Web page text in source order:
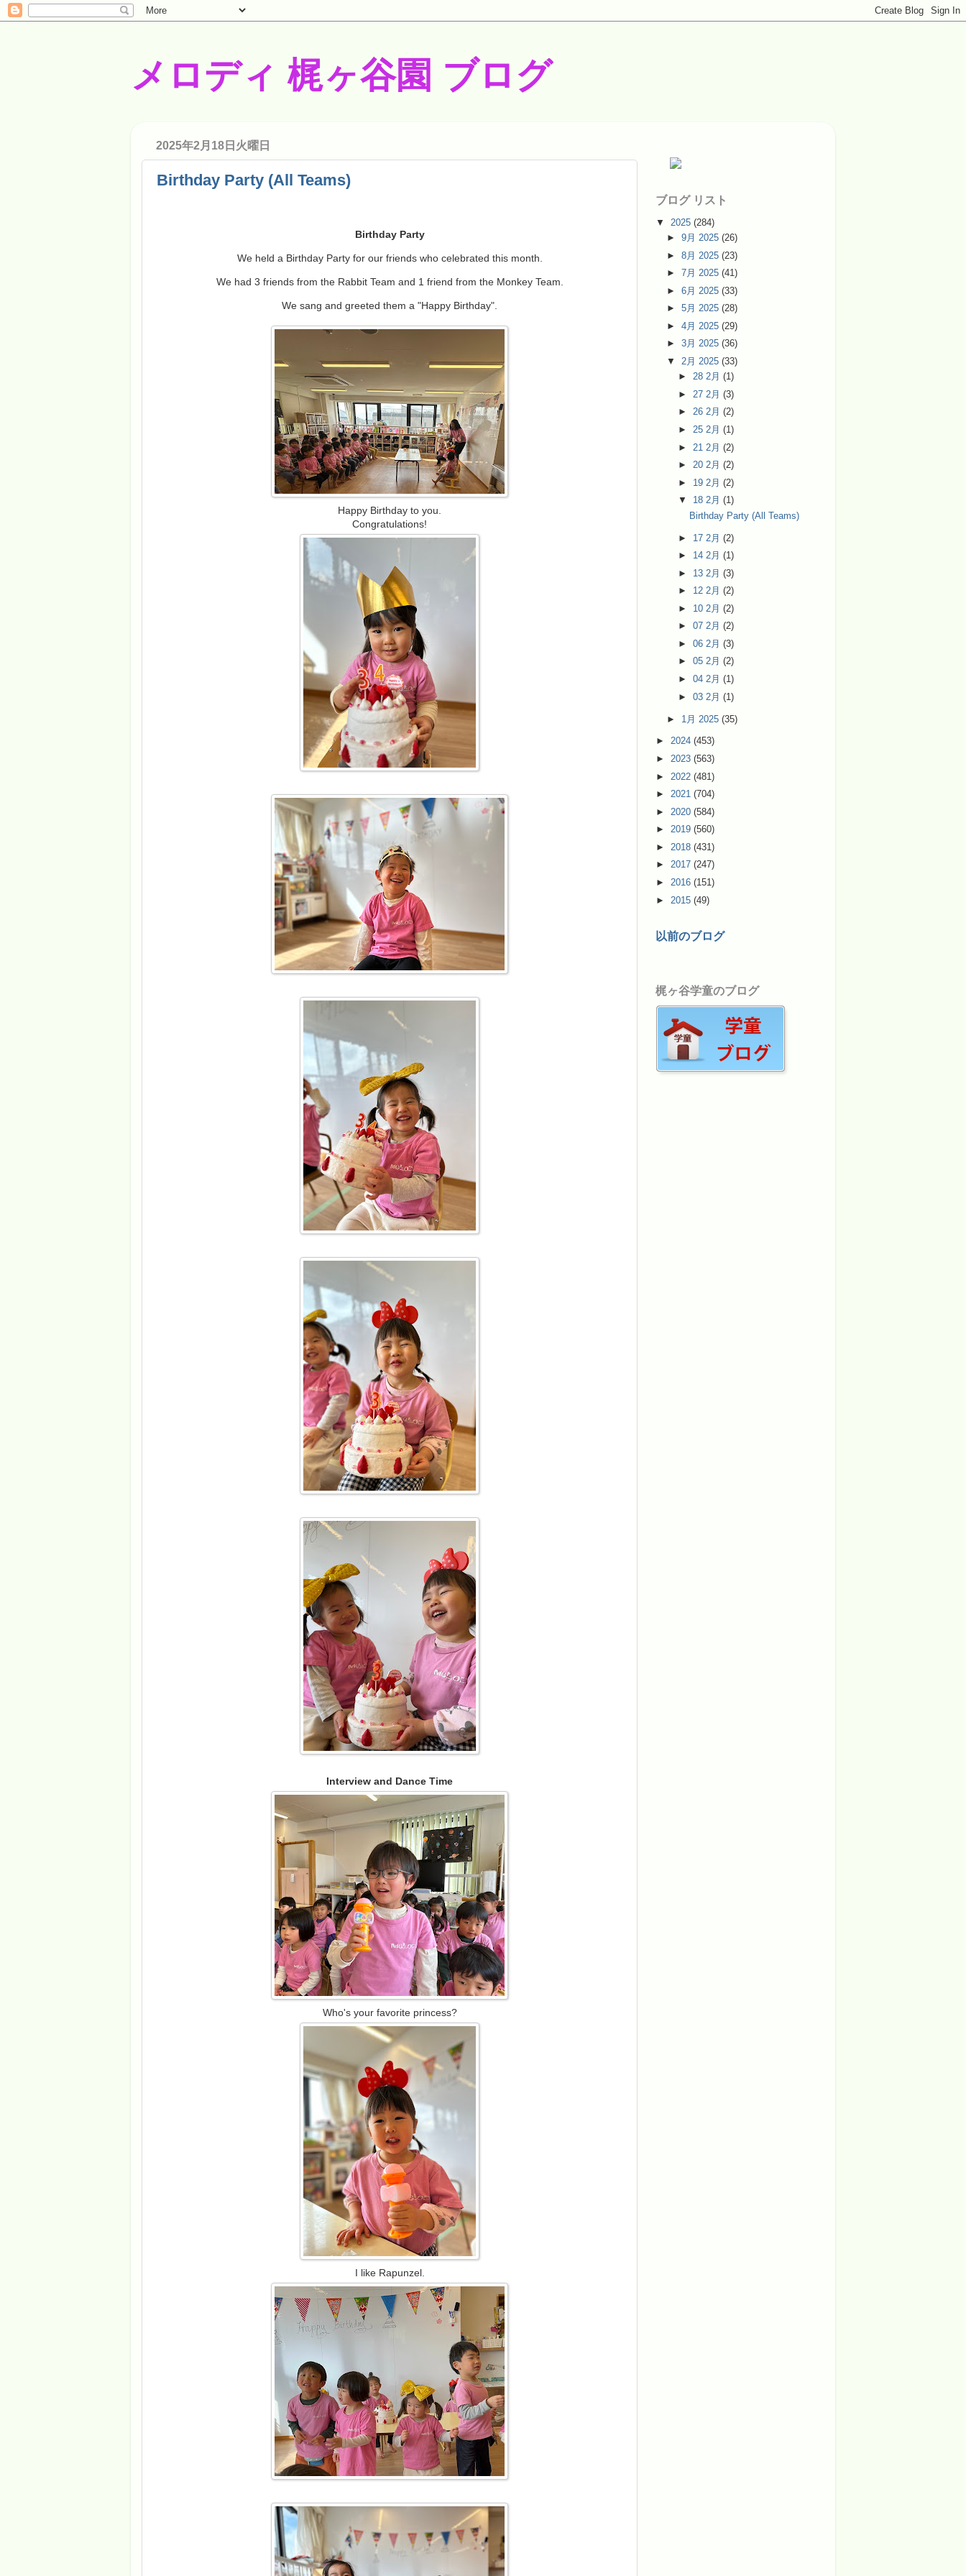
メロディ 梶ヶ谷園 ブログ
2025年2月18日火曜日
Birthday Party (All Teams)
Birthday Party
We held a Birthday Party for our friends who celebrated this month.
We had 3 friends from the Rabbit Team and 1 friend from the Monkey Team.
We sang and greeted them a "Happy Birthday".
Happy Birthday to you.
Congratulations!
Interview and Dance Time
Who's your favorite princess?
I like Rapunzel.
ブログ リスト
▼ 2025 (284)
►9月 2025(26)
►8月 2025(23)
►7月 2025(41)
►6月 2025(33)
►5月 2025(28)
►4月 2025(29)
►3月 2025(36)
▼ 2月 2025(33)
► 28 2月 (1)
► 27 2月 (3)
► 26 2月 (2)
► 25 2月 (1)
► 21 2月 (2)
► 20 2月 (2)
► 19 2月 (2)
▼ 18 2月 (1)
Birthday Party (All Teams)
► 17 2月 (2)
► 14 2月 (1)
► 13 2月 (3)
► 12 2月 (2)
► 10 2月 (2)
► 07 2月 (2)
► 06 2月 (3)
► 05 2月 (2)
► 04 2月 (1)
► 03 2月 (1)
► 1月 2025(35)
► 2024 (453)
► 2023 (563)
► 2022 (481)
► 2021 (704)
► 2020 (584)
► 2019 (560)
► 2018 (431)
► 2017 (247)
► 2016 (151)
► 2015 (49)
以前のブログ
梶ヶ谷学童のブログ